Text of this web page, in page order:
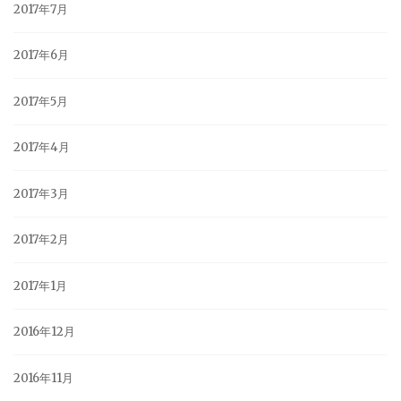
2017年7月
2017年6月
2017年5月
2017年4月
2017年3月
2017年2月
2017年1月
2016年12月
2016年11月